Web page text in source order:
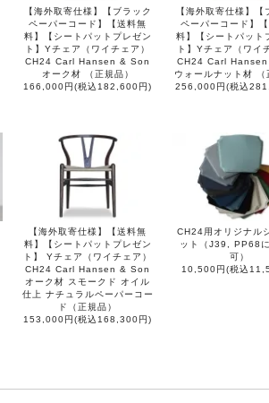
【海外取寄仕様】【ブラック
ペーパーコード】【送料無
料】【シートパットプレゼン
ト】Yチェア（ワイチェア）
CH24 Carl Hansen & Son
オーク材 （正規品）
166,000円(税込182,600円)
【海外取寄仕様】【
ペーパーコード】
料】【シートパット
ト】Yチェア（ワイ
CH24 Carl
ウォールナット材 （
256,000円(税込
【海外取寄仕様】【送料無
料】【シートパットプレゼン
ト】 Yチェア（ワイチェア）
CH24 Carl Hansen & Son
オーク材 スモークド オイル
仕上 ナチュラルペーパーコー
ド（正規品）
153,000円(税込168,300円)
CH24用オリジナル
ット（J39, PP68
可）
10,500円(税込